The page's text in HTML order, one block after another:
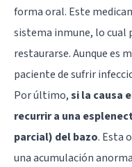
forma oral. Este
sistema inmune, lo cual
restaurarse. Aunque es
paciente de sufrir
Por último,si la causa
recurrir a una
parcial) del bazo. Esta
una acumulación